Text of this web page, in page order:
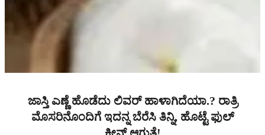
ಜಾಸ್ತಿ ಎಣ್ಣೆ ಹೊಡೆದು ಲಿವರ್ ಹಾಳಾಗಿದೆಯಾ.? ರಾತ್ರಿ
ಮೊಸರಿನೊಂದಿಗೆ ಇದನ್ನ ಬೆರೆಸಿ ತಿನ್ನಿ, ಹೊಟ್ಟೆ ಫುಲ್